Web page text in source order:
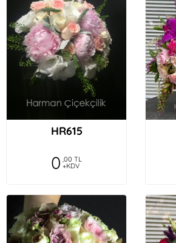
HR615
0 ,00 TL
+KDV